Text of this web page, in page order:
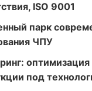
ISO 9001
парк
ЧПУ
оптимизация
под